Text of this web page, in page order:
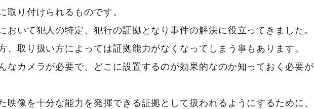
取り付けられるものです。
いて犯人の特定、犯行の証拠となり事件の解決に役立ってきました。
取り扱い方によっては証拠能力がなくなってしまう事もあります。
なカメラが必要で、どこに設置するのが効果的なのか知っておく必要が
像を十分な能力を発揮できる証拠として扱われるようにするために、